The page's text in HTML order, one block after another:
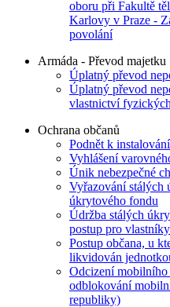
oboru při Fakultě
Karlovy v Praze -
povolání
Armáda - Převod majetku
Úplatný převod
Úplatný převod
vlastnictví
Ochrana občanů
Podnět k
Vyhlášení
Únik nebezpečné
Vyřazování stálých
úkrytového fondu
Údržba stálých
postup pro
Postup občana, u
likvidován
Odcizení
odblokování
republiky)